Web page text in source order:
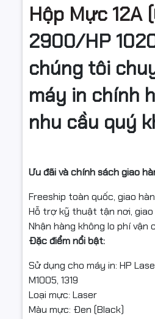
Hộp Mực 12A
2900/HP
chúng tôi
máy in chính
nhu cầu quý
Ưu đãi và chính sách giao
Freeship toàn quốc, giao
Hỗ trợ kỹ thuật tận nơi, giao
Nhận hàng không lo phí vận
Đặc điểm nổi bật:
Sử dụng cho máy in: HP
M1005, 1319
Loại mực: Laser
Màu mực: Đen (Black)